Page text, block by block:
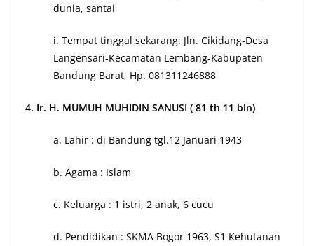
dunia, santai
i. Tempat tinggal sekarang: Jln. Cikidang-Desa
Langensari-Kecamatan Lembang-Kabupaten
Bandung Barat, Hp. 081311246888
4. Ir. H. MUMUH MUHIDIN SANUSI ( 81 th 11 bln)
a. Lahir : di Bandung tgl.12 Januari 1943
b. Agama : Islam
c. Keluarga : 1 istri, 2 anak, 6 cucu
d. Pendidikan : SKMA Bogor 1963, S1 Kehutanan